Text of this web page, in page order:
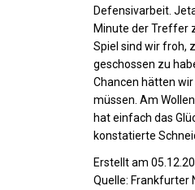
Defensivarbeit.
Minute der Treffer
Spiel sind wir froh,
geschossen zu
Chancen hätten
müssen. Am
hat einfach das
konstatierte
Erstellt am
Quelle: Frankfurter